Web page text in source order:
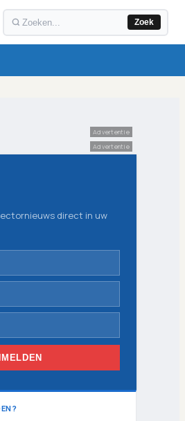
Zoek
Advertentie
Advertentie
direct in uw